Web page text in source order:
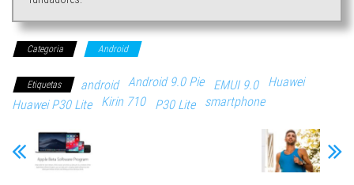
Categoria Android
Etiquetas android Android 9.0 Pie EMUI 9.0
Huawei
Huawei P30 Lite
Kirin 710 P30 Lite smartphone